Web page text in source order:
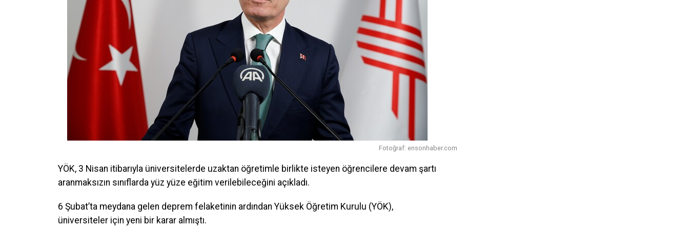
Fotoğraf: ensonhaber.com
YÖK, 3 Nisan itibarıyla üniversitelerde uzaktan öğretimle birlikte isteyen öğrencilere devam şartı
aranmaksızın sınıflarda yüz yüze eğitim verilebileceğini açıkladı.
6 Şubat’ta meydana gelen deprem felaketinin ardından Yüksek Öğretim Kurulu (YÖK),
üniversiteler için yeni bir karar almıştı.